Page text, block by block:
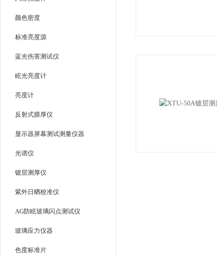
颜色密度
标准亮度源
蓝光伤害测试仪
眩光亮度计
亮度计
反射式膜厚仪
显示器屏幕测试测量仪器
光谱仪
镀层测厚仪
紫外日晒校准仪
AG防眩玻璃闪点测试仪
玻璃应力仪器
色度标准片